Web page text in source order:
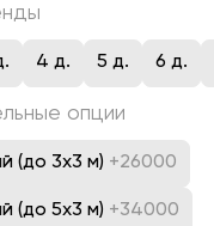
4 д. 5 д. 6 д.
опции
(до 3х3 м) +26000
(до 5х3 м) +34000